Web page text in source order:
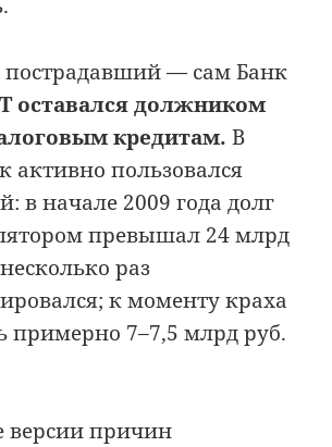
— сам Банк
оставался должником
кредитам. В
активно пользовался
в начале 2009 года долг
превышал 24 млрд
раз
к моменту краха
примерно 7–7,5 млрд руб.
причин